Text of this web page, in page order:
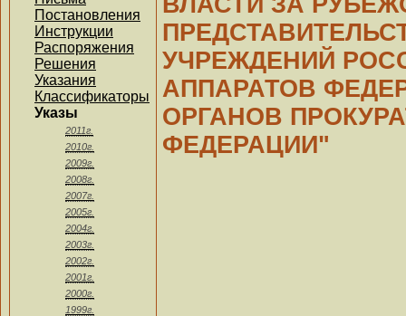
Постановления
Инструкции
Распоряжения
Решения
Указания
Классификаторы
Указы
2011г.
2010г.
2009г.
2008г.
2007г.
2005г.
2004г.
2003г.
2002г.
2001г.
2000г.
1999г.
УЧРЕЖДЕНИЙ
АППАРАТОВ
ОРГАНОВ
ФЕДЕРАЦИИ"